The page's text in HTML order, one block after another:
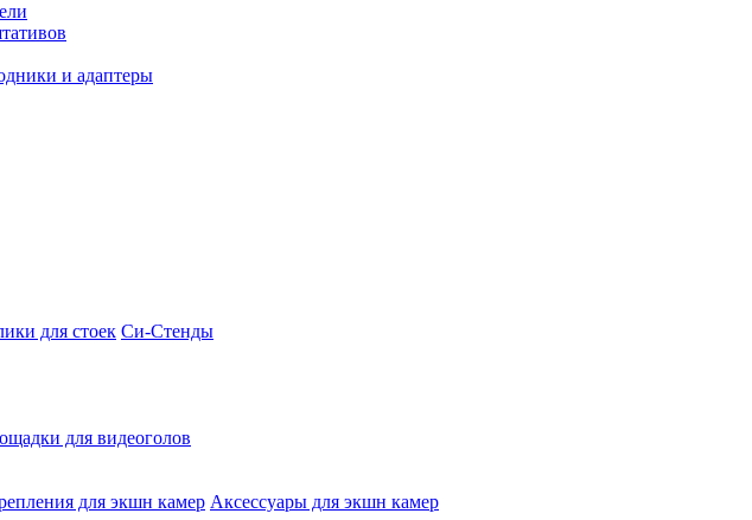
и адаптеры
для стоек Си-Стенды
для видеоголов
для экшн камер Аксессуары для экшн камер